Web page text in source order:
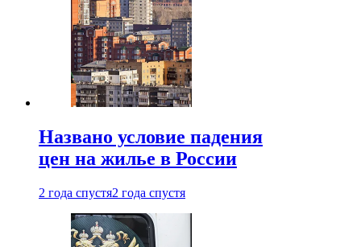
Названо условие падения
цен на жилье в России
2 года спустя2 года спустя